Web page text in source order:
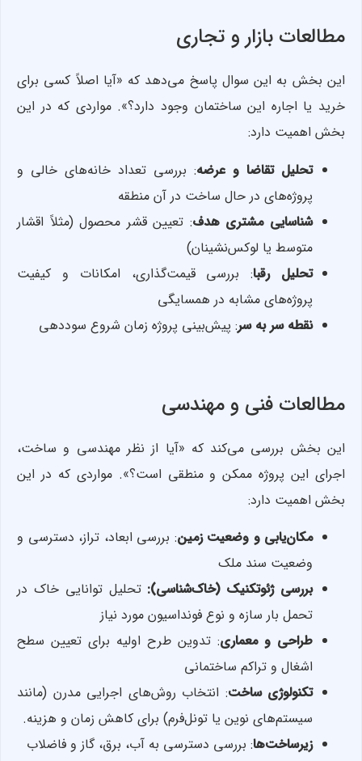
مطالعات بازار و تجاری
این بخش به این سوال پاسخ می‌دهد که «آیا اصلاً کسی برای
خرید یا اجاره این ساختمان وجود دارد؟». مواردی که در این
بخش اهمیت دارد:
تحلیل تقاضا و عرضه: بررسی تعداد خانه‌های خالی و
پروژه‌های در حال ساخت در آن منطقه
شناسایی مشتری هدف: تعیین قشر محصول (مثلاً اقشار
متوسط یا لوکس‌نشینان)
تحلیل رقبا: بررسی قیمت‌گذاری، امکانات و کیفیت
پروژه‌های مشابه در همسایگی
نقطه سر به سر: پیش‌بینی پروژه زمان شروع سوددهی
مطالعات فنی و مهندسی
این بخش بررسی می‌کند که «آیا از نظر مهندسی و ساخت،
اجرای این پروژه ممکن و منطقی است؟». مواردی که در این
بخش اهمیت دارد:
مکان‌یابی و وضعیت زمین: بررسی ابعاد، تراز، دسترسی و
وضعیت سند ملک
بررسی ژئوتکنیک (خاک‌شناسی): تحلیل توانایی خاک در
تحمل بار سازه و نوع فونداسیون مورد نیاز
طراحی و معماری: تدوین طرح اولیه برای تعیین سطح
اشغال و تراکم ساختمانی
تکنولوژی ساخت: انتخاب روش‌های اجرایی مدرن (مانند
سیستم‌های نوین یا تونل‌فرم) برای کاهش زمان و هزینه.
زیرساخت‌ها: بررسی دسترسی به آب، برق، گاز و فاضلاب